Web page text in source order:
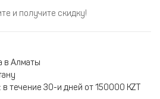
и получите скидку!
в Алматы
в течение 30-и дней от 150000 KZT